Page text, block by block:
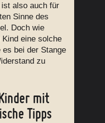
also auch für
Sinne des
Doch wie
eine solche
es bei der Stange
zu
mit
Tipps